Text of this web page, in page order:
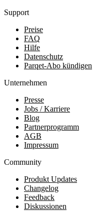
Support
Preise
FAQ
Hilfe
Datenschutz
Parqet-Abo kündigen
Unternehmen
Presse
Jobs / Karriere
Blog
Partnerprogramm
AGB
Impressum
Community
Produkt Updates
Changelog
Feedback
Diskussionen